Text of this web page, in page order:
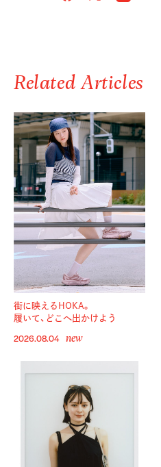
Related Articles
街に映えるHOKA。
履いて、どこへ出かけよう
2026.08.04 new